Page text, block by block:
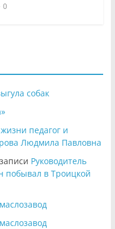
0
собак
педагог и
Людмила Павловна
Руководитель
побывал в Троицкой